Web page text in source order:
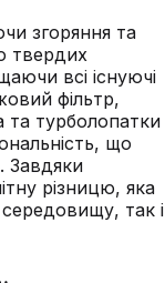
згоряння та
твердих
всі існуючі
фільтр,
та турболопатки
що
Завдяки
різницю, яка
так і